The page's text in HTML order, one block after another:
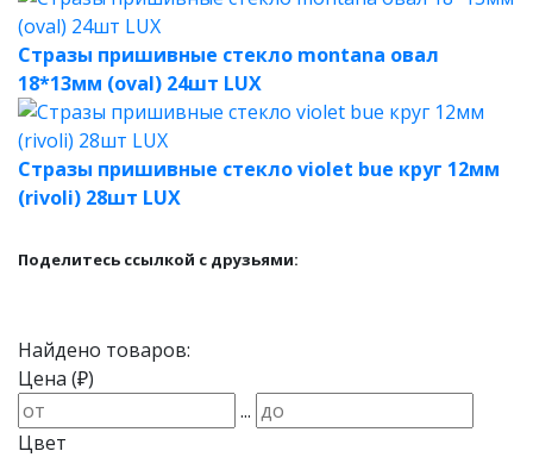
Стразы пришивные стекло montana овал
18*13мм (oval) 24шт LUX
Стразы пришивные стекло violet bue круг 12мм
(rivoli) 28шт LUX
Поделитесь ссылкой с друзьями:
Найдено товаров:
Цена (₽)
...
Цвет